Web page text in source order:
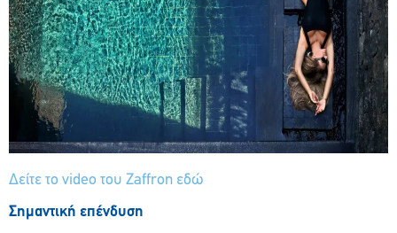
Δείτε το video του Zaffron εδώ
Σημαντική επένδυση